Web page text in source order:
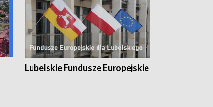
Lubelskie Fundusze Europejskie